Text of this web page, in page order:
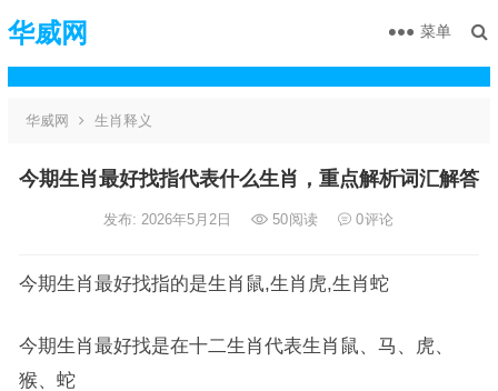
华威网 菜单
华威网 生肖释义
今期生肖最好找指代表什么生肖，重点解析词汇解答
发布: 2026年5月2日 50阅读 0评论
今期生肖最好找指的是生肖鼠,生肖虎,生肖蛇
今期生肖最好找是在十二生肖代表生肖鼠、马、虎、
猴、蛇